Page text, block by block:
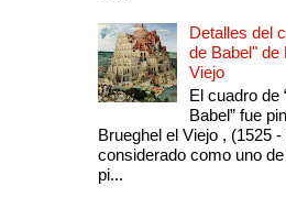
Detalles del
de Babel" de
Viejo
El cuadro de
Babel” fue
Brueghel el Viejo , (1525 -
considerado como uno
pi...